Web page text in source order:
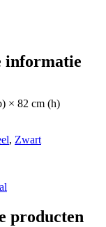
informatie
× 82 cm (h)
, Zwart
producten